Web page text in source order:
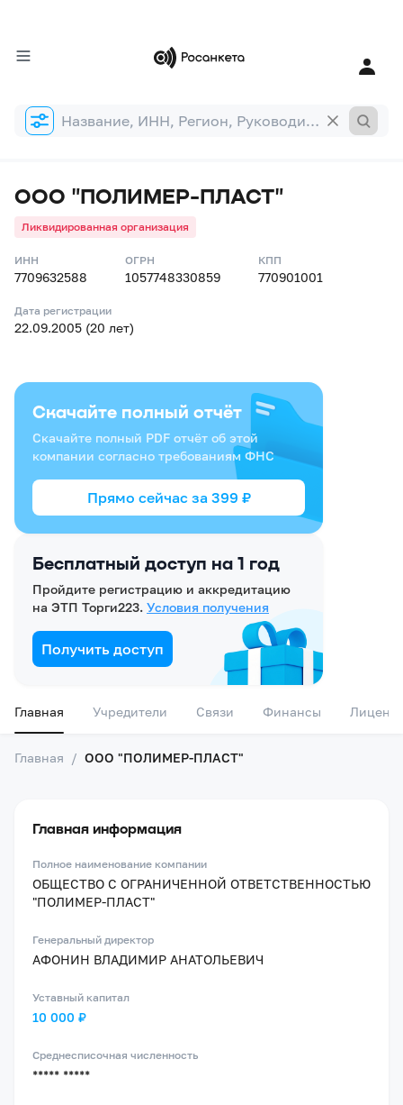
Форма
поиска
ООО "ПОЛИМЕР-ПЛАСТ"
Ликвидированная организация
ИНН
7709632588
ОГРН
1057748330859
КПП
770901001
Дата регистрации
22.09.2005 (20 лет)
Бесплатный доступ на 1 год
Пройдите регистрацию и аккредитацию
на ЭТП Торги223. Условия получения
Получить доступ
Скачайте полный отчёт
Скачайте полный PDF отчёт об этой
компании согласно требованиям ФНС
Прямо сейчас за 399 ₽
Главная Учредители Связи Финансы
Главная / ООО "ПОЛИМЕР-ПЛАСТ"
Главная информация
Полное наименование компании
ОБЩЕСТВО С ОГРАНИЧЕННОЙ ОТВЕТСТВЕННОСТЬЮ
"ПОЛИМЕР-ПЛАСТ"
Генеральный директор
АФОНИН ВЛАДИМИР АНАТОЛЬЕВИЧ
Уставный капитал
10 000 ₽
Среднесписочная численность
***** *****